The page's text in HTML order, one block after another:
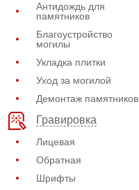
Антидождь для
памятников
Благоустройство
могилы
Укладка плитки
Уход за могилой
Демонтаж памятников
Гравировка
Лицевая
Обратная
Шрифты